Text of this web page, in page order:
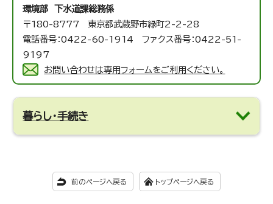
環境部 下水道課総務係
〒180-8777 東京都武蔵野市緑町2-2-28
電話番号：0422-60-1914 ファクス番号：0422-51-
9197
お問い合わせは専用フォームをご利用ください。
暮らし・手続き
前のページへ戻る トップページへ戻る